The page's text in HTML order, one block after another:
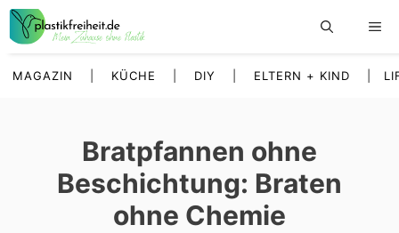
Zum
Inhalt
MAGAZIN KÜCHE DIY ELTERN + KIND
Bratpfannen ohne
Beschichtung: Braten
ohne Chemie